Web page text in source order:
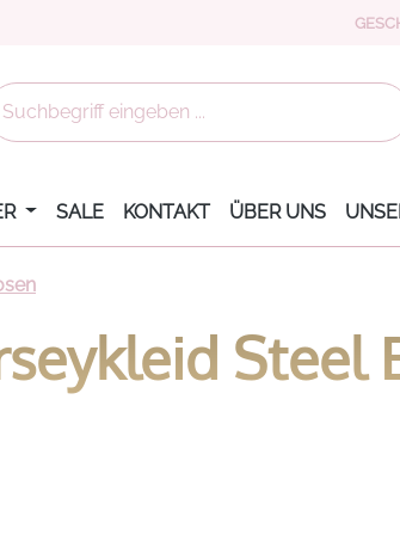
SALE KONTAKT ÜBER UNS
Steel